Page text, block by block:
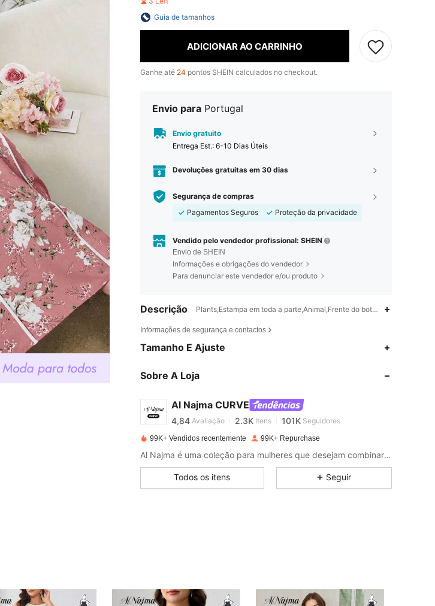
Guia de tamanhos
ADICIONAR AO CARRINHO
Ganhe até 24 pontos SHEIN calculados no checkout.
Envio para Portugal
Envio gratuito
Entrega Est.: 6-10 Dias Úteis
Devoluções gratuitas em 30 dias
Segurança de compras
Pagamentos Seguros
Proteção da privacidade
Vendido pelo vendedor profissional: SHEIN
Envio de SHEIN
Informações e obrigações do vendedor
Para denunciar este vendedor e/ou produto
Descrição Plants,Estampa em toda a parte,Animal,Frente do botão,Lavar à
Informações de segurança e contactos
Tamanho E Ajuste
Sobre A Loja
Al Najma CURVE
4,84
4,84 Avaliação 2.3K Itens 101K Seguidores
4,84 2.3K 101K
4,84 101K
99K+ Vendidos recentemente 99K+ Repurchase
Al Najma é uma coleção para mulheres que desejam combinar modéstia e glamour com o estilo contemporâneo.
Todos os itens Seguir